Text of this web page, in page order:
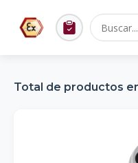
Total de productos